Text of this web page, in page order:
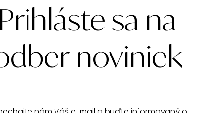
sa na
noviniek